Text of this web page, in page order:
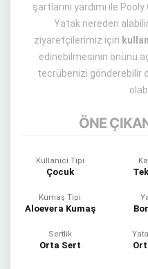
şartlarını yardımı ile
Yatak nereden
ziyaretçilerimiz için
edinebilmesinin önünü
tecrübenizi gönderebilir
ÖNE
Kullanıcı Tipi
Çocuk
Kumaş Tipi
Aloevera Kumaş
Sertlik
Orta Sert